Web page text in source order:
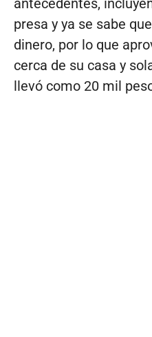
presa y ya se sabe
dinero, por lo que
cerca de su casa y
llevó como 20 mil